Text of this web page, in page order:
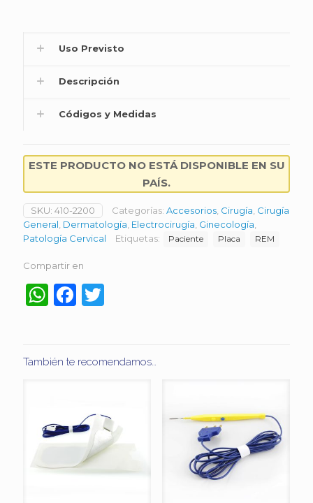
Uso Previsto
Descripción
Códigos y Medidas
ESTE PRODUCTO NO ESTÁ DISPONIBLE EN SU
PAÍS.
SKU: 410-2200 Categorías: Accesorios Cirugía Cirugía
General Dermatología Electrocirugía Ginecología
Patología Cervical
Etiquetas: Paciente Placa REM
Compartir en
WhatsApp
Facebook
También te recomendamos…